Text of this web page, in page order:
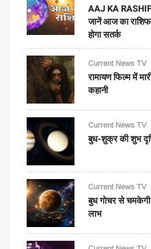
AAJ KA
जानें आज का
होगा सतर्क
Current News TV
रामायण फिल्म में
कहानी
Current News TV
बुध-शुक्र की शुभ
Current News TV
बुध गोचर से चमकेगी
लाभ